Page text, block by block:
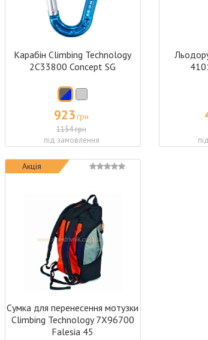
Карабін Climbing Technology
2C33800 Concept SG
923грн
1154 грн
під замовлення
Акція
Сумка для перенесення мотузки
Climbing Technology 7X96700
Falesia 45